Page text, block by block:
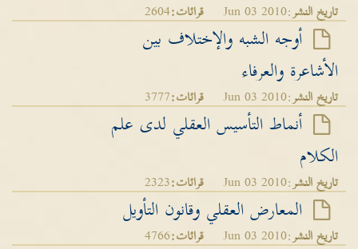
تاريخ النشر:Jun 03 2010 قرائات:2604
أوجه الشبه والإختلاف بين
الأشاعرة والعرفاء
تاريخ النشر:Jun 03 2010 قرائات:3777
أنماط التأسيس العقلي لدى علم
الكلام
تاريخ النشر:Jun 03 2010 قرائات:2323
المعارض العقلي وقانون التأويل
تاريخ النشر:Jun 03 2010 قرائات:4766